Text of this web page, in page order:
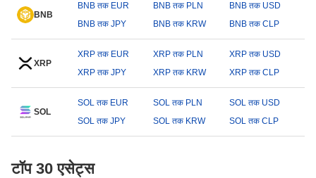
BNB
BNB तक EUR BNB तक PLN
BNB तक USD
BNB तक JPY
BNB तक KRW BNB तक CLP
XRP
XRP तक EUR XRP तक PLN
XRP तक USD
XRP तक JPY
XRP तक KRW XRP तक CLP
SOL
SOL तक EUR SOL तक PLN
SOL तक USD
SOL तक JPY
SOL तक KRW SOL तक CLP
टॉप 30 एसेट्स